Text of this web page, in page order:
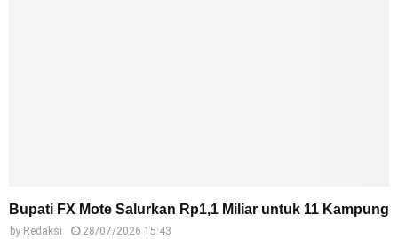
Bupati FX Mote Salurkan Rp1,1 Miliar untuk 11 Kampung
by Redaksi 28/07/2026 15:43